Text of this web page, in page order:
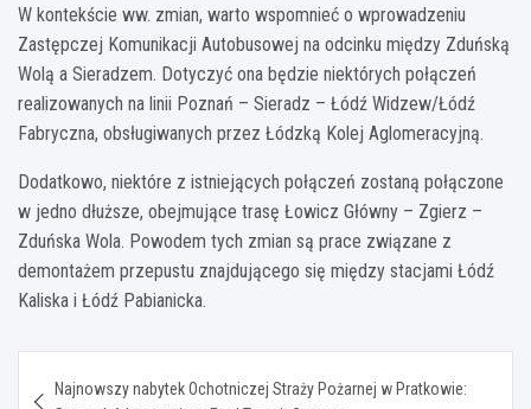
W kontekście ww. zmian, warto wspomnieć o wprowadzeniu
Zastępczej Komunikacji Autobusowej na odcinku między Zduńską
Wolą a Sieradzem. Dotyczyć ona będzie niektórych połączeń
realizowanych na linii Poznań – Sieradz – Łódź Widzew/Łódź
Fabryczna, obsługiwanych przez Łódzką Kolej Aglomeracyjną.
Dodatkowo, niektóre z istniejących połączeń zostaną połączone
w jedno dłuższe, obejmujące trasę Łowicz Główny – Zgierz –
Zduńska Wola. Powodem tych zmian są prace związane z
demontażem przepustu znajdującego się między stacjami Łódź
Kaliska i Łódź Pabianicka.
Najnowszy nabytek Ochotniczej Straży Pożarnej w Pratkowie: